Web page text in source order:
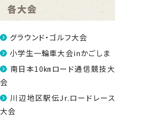
各大会
グラウンド・ゴルフ大会
小学生一輪車大会inかごしま
南日本10㎞ロード通信競技大
会
川辺地区駅伝Jr.ロードレース
大会